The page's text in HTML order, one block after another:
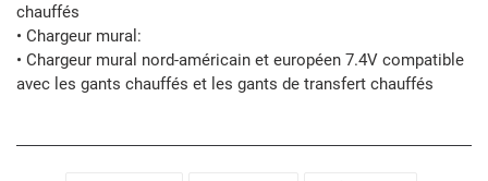
chauffés
• Chargeur mural:
• Chargeur mural nord-américain et européen 7.4V compatible
avec les gants chauffés et les gants de transfert chauffés